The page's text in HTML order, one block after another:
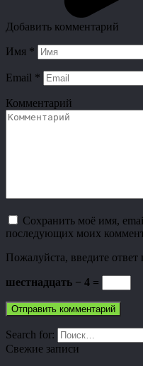
Добавить комментарий
Имя *
Email *
Комментарий
Сохранить моё имя,
последующих моих
Пожалуйста, введите
шестнадцать − 4 =
Search for:
Свежие записи